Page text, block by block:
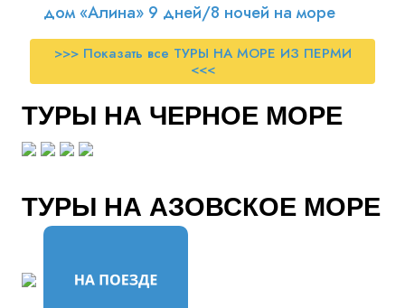
дом «Алина» 9 дней/8 ночей на море
>>> Показать все ТУРЫ НА МОРЕ ИЗ ПЕРМИ
<<<
ТУРЫ НА ЧЕРНОЕ МОРЕ
ТУРЫ НА АЗОВСКОЕ МОРЕ